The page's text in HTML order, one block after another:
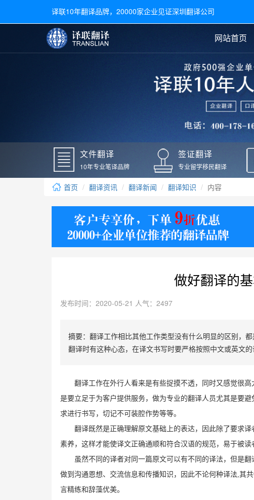
译联10年翻译品牌，20000家企业见证深圳翻译公司
网站首页
文件翻译 医学翻译
广交会翻译 交替传
常用语种翻译
日语翻译
德语翻译
毕业证翻译
户口本翻译
学位证翻译
身份证翻译
签证材料
银行流水翻译
驾照翻译
疫苗本翻译
新冠疫苗接种
核酸检测报告
核酸检测报
译
口
翻译新闻
文件翻译
10年专业笔译品牌
签证翻译
专业留学移民翻译
首页 翻译资讯 翻译新闻 翻译知识 内容
做好翻译的
发布时间：2020-05-21 人气：2497
摘要：翻译工作相比其他工作类型没有什么明显的区别，
翻译时有这种心态，在译文书写时要严格按照中文或英文
翻译工作在外行人看来是有些捉摸不透，同时又感觉很
是要立足于为客户提供服务，做为专业的翻译人员尤其是要
求进行书写，切记不可装腔作势等等。
翻译既然是正确理解原文基础上的表达，因此除了要求
素养，这样才能使译文正确通顺和符合汉语的规范，易于被读
虽然不同的译者对同一篇原文可以有不同的译法，但是
做到沟通恩想、交流信息和传播知识，因此不论何种译法,其
言精练和辞藻优美。